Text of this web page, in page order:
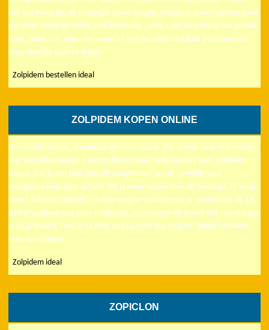
van het medicijn, de mogelijke bijwerkingen, Zolpidem ervaringen en waar
dat u het medicijn online kunt bestellen. Leest u het daarom op uw gemak
door, zodat u er alles over weet en het verantwoord kunt gebruiken om
weer heerlijk door te slapen.
Zolpidem bestellen ideal
ZOLPIDEM KOPEN ONLINE
Een comfortabele, ononderbroken nachtrust. Dat is voor heel veel mensen
niet vanzelfsprekend. Daarom kiezen veel Nederlanders voor Zolpidem
kopen. Dat is niet heel gek, dit slaapmiddel wordt namelijk vaak
voorgeschreven door artsen. Wil jij meer weten over dit medicijn, of wil jij
direct Zolpidem kopen? Op deze pagina vertellen we je precies hoe dit zit.
Bestel vandaag nog jouw medicatie, dan zorgen wij ervoor dat het morgen
al bij je thuis is. Heb je na deze pagina toch nog vragen? Bekijk dan eens
onze kennisbank.
Zolpidem ideal
ZOPICLON